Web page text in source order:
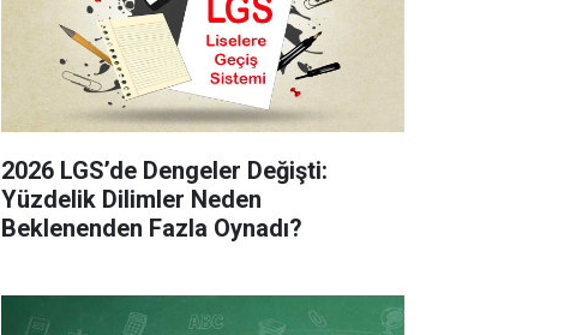
2026 LGS’de Dengeler Değişti:
Yüzdelik Dilimler Neden
Beklenenden Fazla Oynadı?